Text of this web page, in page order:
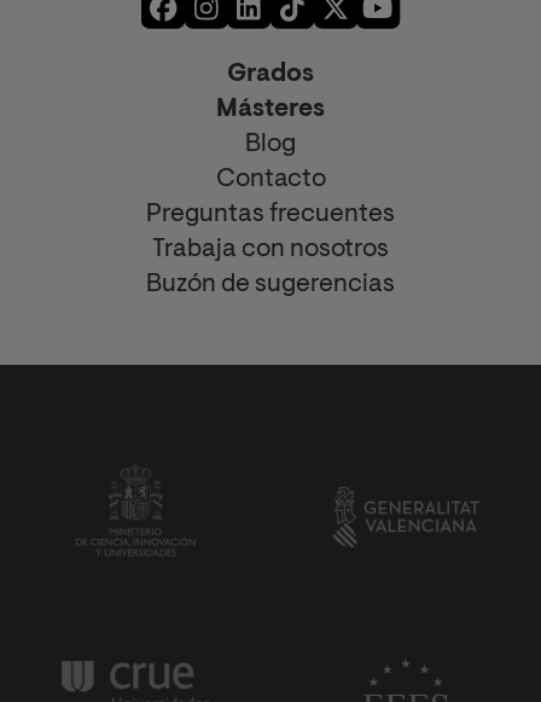
Grados
Másteres
Blog
Contacto
Preguntas frecuentes
Trabaja con nosotros
Buzón de sugerencias